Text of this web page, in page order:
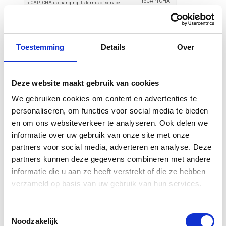
Toestemming Details Over
Deze website maakt gebruik van cookies
We gebruiken cookies om content en advertenties te
personaliseren, om functies voor social media te bieden
en om ons websiteverkeer te analyseren. Ook delen we
informatie over uw gebruik van onze site met onze
partners voor social media, adverteren en analyse. Deze
partners kunnen deze gegevens combineren met andere
informatie die u aan ze heeft verstrekt of die ze hebben
verzameld op basis van uw gebruik van hun services.
Noodzakelijk
Gerelateerde
producten
-30%